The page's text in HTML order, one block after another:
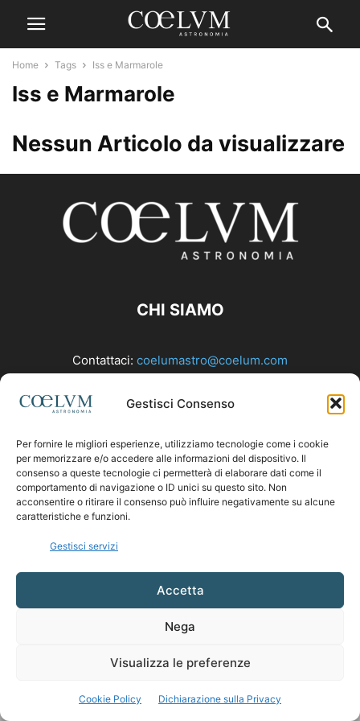
Gestisci Consenso
Per fornire le migliori esperienze, utilizziamo tecnologie come i cookie
per memorizzare e/o accedere alle informazioni del dispositivo. Il
consenso a queste tecnologie ci permetterà di elaborare dati come il
comportamento di navigazione o ID unici su questo sito. Non
acconsentire o ritirare il consenso può influire negativamente su alcune
caratteristiche e funzioni.
Gestisci servizi
Accetta
Nega
Visualizza le preferenze
Cookie Policy Dichiarazione sulla Privacy
Home Tags Iss e Marmarole
Iss e Marmarole
Nessun Articolo da visualizzare
CHI SIAMO
Contattaci: coelumastro@coelum.com
SEGUICI